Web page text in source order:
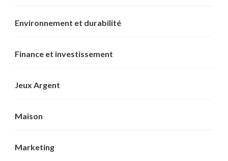
Environnement et durabilité
Finance et investissement
Jeux Argent
Maison
Marketing